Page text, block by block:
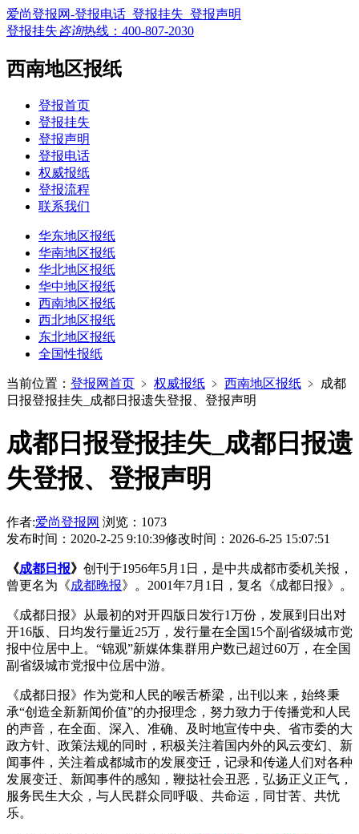
爱尚登报网-登报电话_登报挂失_登报声明
登报挂失咨询热线： 400-807-2030
西南地区报纸
登报首页
登报挂失
登报声明
登报电话
权威报纸
登报流程
联系我们
华东地区报纸
华南地区报纸
华北地区报纸
华中地区报纸
西南地区报纸
西北地区报纸
东北地区报纸
全国性报纸
当前位置： 登报网首页 ﹥ 权威报纸 ﹥ 西南地区报纸 ﹥
成都
日报登报挂失_成都日报遗失登报、登报声明
成都日报登报挂失_成都日报遗
失登报、登报声明
作者:爱尚登报网 浏览：1073
发布时间：2020-2-25 9:10:39修改时间：2026-6-25 15:07:51
《成都日报》 创刊于1956年5月1日，是中共成都市委机关报，
曾更名为《成都晚报》。2001年7月1日，复名《成都日报》。
《成都日报》从最初的对开四版日发行1万份，发展到日出对
开16版、日均发行量近25万，发行量在全国15个副省级城市党
报中位居中上。“锦观”新媒体集群用户数已超过60万，在全国
副省级城市党报中位居中游。
《成都日报》作为党和人民的喉舌桥梁，出刊以来，始终秉
承“创造全新新闻价值”的办报理念，努力致力于传播党和人民
的声音，在全面、深入、准确、及时地宣传中央、省市委的大
政方针、政策法规的同时，积极关注着国内外的风云变幻、新
闻事件，关注着成都城市的发展变迁，记录和传递人们对各种
发展变迁、新闻事件的感知，鞭挞社会丑恶，弘扬正义正气，
服务民生大众，与人民群众同呼吸、共命运，同甘苦、共忧
乐。